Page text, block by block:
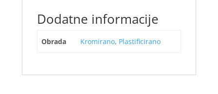
Dodatne informacije
Obrada Kromirano, Plastificirano